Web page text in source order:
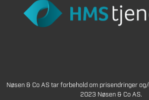
Nøsen & Co AS tar forbehold om prisendringer
2023 Nøsen & Co AS.